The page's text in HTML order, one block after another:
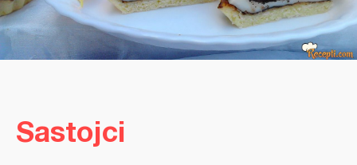
Sastojci